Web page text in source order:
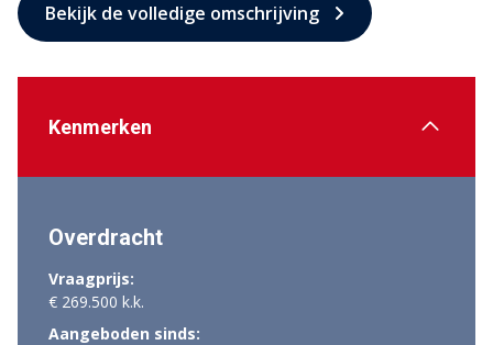
Bekijk de volledige omschrijving
Kenmerken
Overdracht
Vraagprijs:
€ 269.500 k.k.
Aangeboden sinds: